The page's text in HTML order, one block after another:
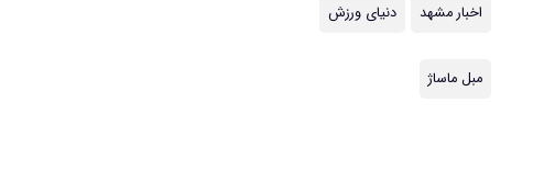
اخبار مشهد دنیای ورزش
مبل ماساژ